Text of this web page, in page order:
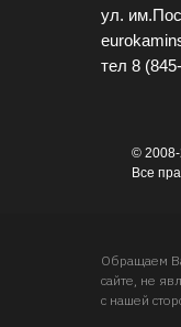
ул.
тел 8
©
Все
Обращаем
сайте, не
с нашей